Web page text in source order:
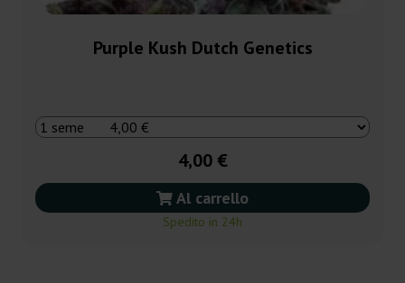
Purple Kush Dutch Genetics
4,00 €
Al carrello
Spedito in 24h